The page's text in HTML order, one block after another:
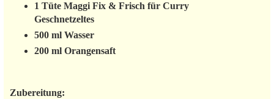
1 Tüte Maggi Fix & Frisch für Curry
Geschnetzeltes
500 ml Wasser
200 ml Orangensaft
Zubereitung: